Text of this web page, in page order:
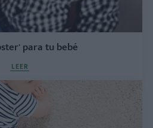
para tu bebé
LEER